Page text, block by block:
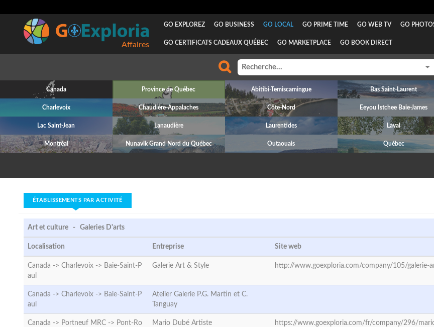
Affaires
GO EXPLOREZ GO BUSINESS GO LOCAL GO PRIME TIME GO WEB TV GO
GO CERTIFICATS CADEAUX QUÉBEC GO MARKETPLACE GO BOOK DIRECT
Canada Province de Québec Abitibi-Temiscamingue Bas Saint-Laurent
Charlevoix Chaudière-Appalaches Côte-Nord Eeyou Istchee Baie-James
Lac Saint-Jean Lanaudière Laurentides Laval
Montréal Nunavik Grand Nord du Québec Outaouais Québec
ÉTABLISSEMENTS PAR ACTIVITÉ
Art et culture - Galeries D'arts
Localisation Entreprise Site web
Canada -> Charlevoix -> Baie-Saint-P
aul
Galerie Art & Style http://www.goexploria.com/company/105/galerie-
Canada -> Charlevoix -> Baie-Saint-P
aul
Atelier Galerie P.G. Martin et C.
Tanguay
Canada -> Portneuf MRC -> Pont-Ro
Mario Dubé Artiste https://www.goexploria.com/fr/company/296/